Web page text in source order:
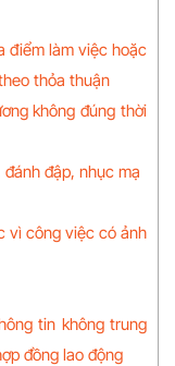
điểm làm việc hoặc
thỏa thuận
không đúng thời
đập, nhục mạ
vì công việc có ảnh
tin không trung
đồng lao động